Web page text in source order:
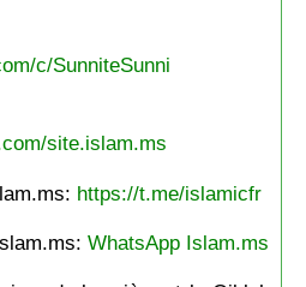
c/SunniteSunni
site.islam.ms
https://t.me/islamicfr
WhatsApp Islam.ms